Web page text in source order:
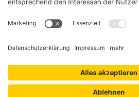
Deutschen Gießerei-Industrie e.V.
40549 Düsseldorf
Telefon:0211 - 68 71 - 03
0211 - 68 71 - 3333
E-Mail:info(at)bdguss.de